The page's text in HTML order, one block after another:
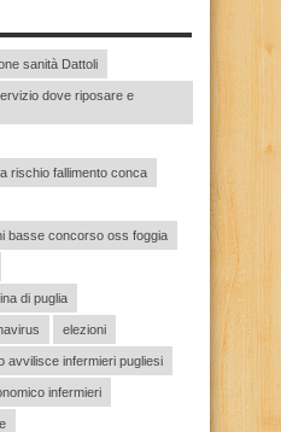
sanità Dattoli
dove riposare e
rischio fallimento conca
basse concorso oss foggia
di puglia
elezioni
avvilisce infermieri pugliesi
infermieri